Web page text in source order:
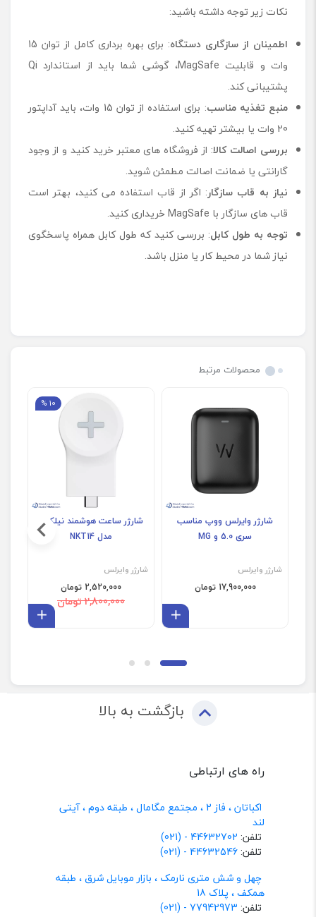
نکات زیر توجه داشته باشید:
اطمینان از سازگاری دستگاه
: برای بهره ‌برداری کامل از توان 15
وات و قابلیت MagSafe، گوشی شما باید از استاندارد Qi
پشتیبانی کند.
منبع تغذیه مناسب
: برای استفاده از توان 15 وات، باید آداپتور
20 وات یا بیشتر تهیه کنید.
بررسی اصالت کالا: از فروشگاه‌ های معتبر خرید کنید و از وجود
گارانتی یا ضمانت اصالت مطمئن شوید.
نیاز به قاب سازگار: اگر از قاب استفاده می‌ کنید، بهتر است
قاب ‌های سازگار با MagSafe خریداری کنید.
توجه به طول کابل: بررسی کنید که طول کابل همراه پاسخگوی
نیاز شما در محیط کار یا منزل باشد.
محصولات مرتبط
شارژر وایرلس ووپ مناسب
سری 5.0 و MG
شارژر وایرلس
17,900,000 تومان
10 %
شارژر ساعت هوشمند نیلکین
مدل NKT14
شارژر وایرلس
2,520,000 تومان
2,800,000 تومان
بازگشت به بالا
راه های ارتباطی
اکباتان ، فاز 2 ، مجتمع مگامال ، طبقه دوم ، آیتی
لند
تلفن: 44632702 - (021)
تلفن:44632546 - (021)
چهل و شش متری نارمک ، بازار موبایل شرق ، طبقه
همکف ، پلاک 18
تلفن: 77942973 - (021)